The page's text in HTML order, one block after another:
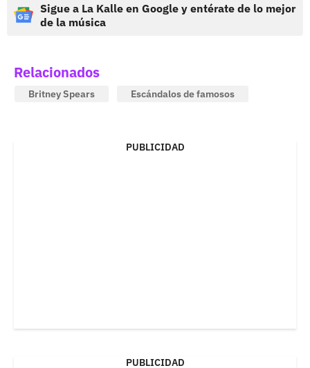
Sigue a La Kalle en Google y entérate de lo mejor
de la música
Relacionados
Britney Spears Escándalos de famosos
PUBLICIDAD
PUBLICIDAD